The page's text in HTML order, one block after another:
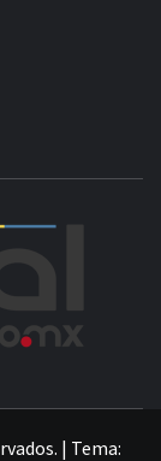
| Tema: